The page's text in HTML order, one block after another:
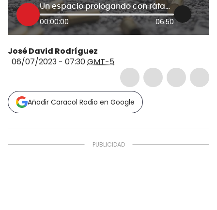
Un espacio prologando con ráfagas: así fue el ataque contra estación de policía en Fortul
00:00:00 06:50
José David Rodríguez
06/07/2023 - 07:30GMT-5
Añadir Caracol Radio en Google